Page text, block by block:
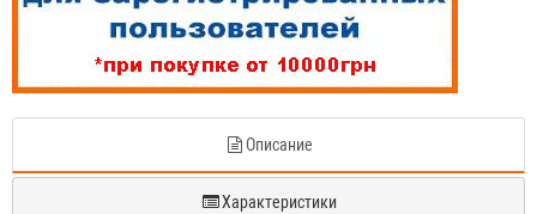
Описание
Характеристики